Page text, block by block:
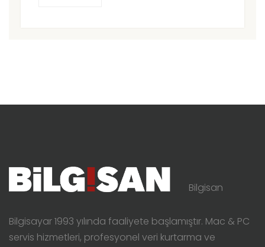
Bilgisan
Bilgisayar 1993 yılında faaliyete başlamıştır. Mac & PC
servis hizmetleri, profesyonel veri kurtarma ve